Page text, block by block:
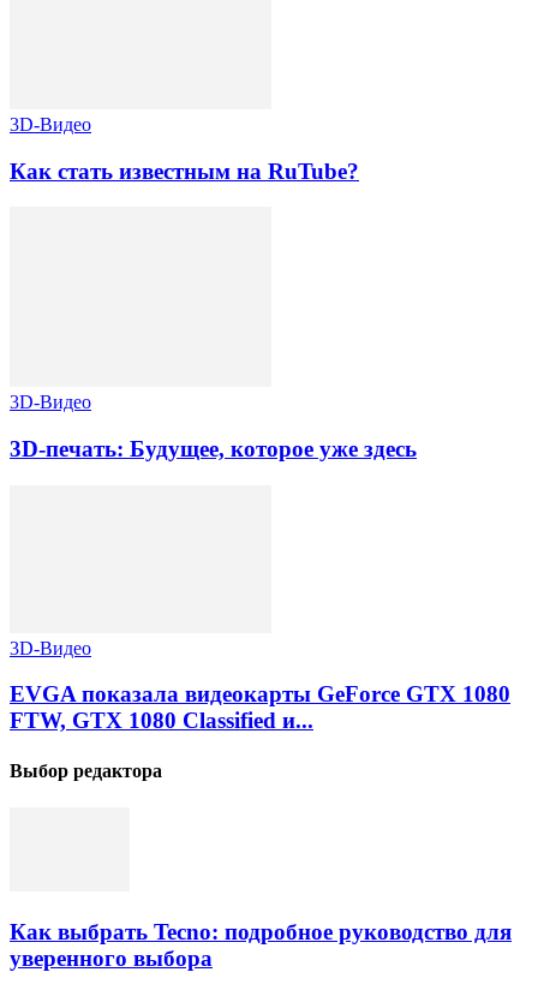
3D-Видео
Как стать известным на RuTube?
3D-Видео
3D-печать: Будущее, которое уже здесь
3D-Видео
EVGA показала видеокарты GeForce GTX 1080
FTW, GTX 1080 Classified и...
Выбор редактора
Как выбрать Tecno: подробное руководство для
уверенного выбора